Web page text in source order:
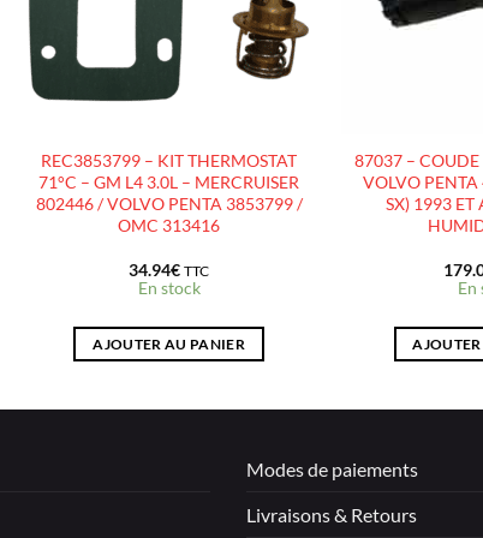
REC3853799 – KIT THERMOSTAT
71°C – GM L4 3.0L – MERCRUISER
802446 / VOLVO PENTA 3853799 /
OMC 313416
34.94€ TTC
En stock
AJOUTER AU PANIER
87037 –
VOLVO
SX) 1993 ET
En
Modes de paiements
Livraisons & Retours